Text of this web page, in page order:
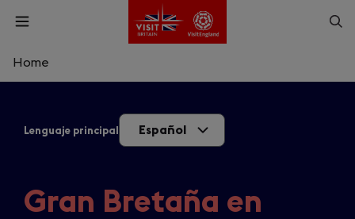
Skip
content
Open
Enter
a
Home
Lenguaje principal Español
Gran Bretaña en